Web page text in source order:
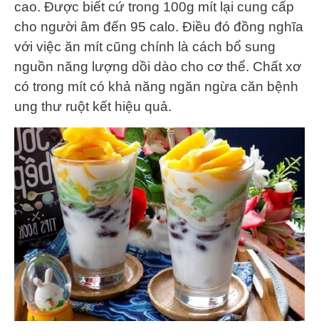
cao. Được biết cứ trong 100g mít lại cung cấp
cho người âm đến 95 calo. Điều đó đồng nghĩa
với việc ăn mít cũng chính là cách bổ sung
nguồn năng lượng dồi dào cho cơ thể. Chất xơ
có trong mít có khả năng ngăn ngừa căn bệnh
ung thư ruột kết hiệu quả.